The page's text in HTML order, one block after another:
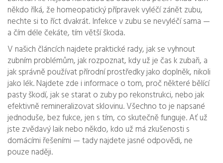
někdo říká, že homeopatický přípravek vyléčí zánět zubu,
nechte si to říct dvakrát. Infekce v zubu se nevyléčí sama —
a čím déle čekáte, tím větší škoda.
V našich článcích najdete praktické rady, jak se vyhnout
zubním problémům, jak rozpoznat, kdy už je čas k zubaři, a
jak správně používat přírodní prostředky jako doplněk, nikoli
jako lék. Najdete zde i informace o tom, proč některé bělící
pasty škodí, jak se starat o zuby po rekonstrukci, nebo jak
efektivně remineralizovat sklovinu. Všechno to je napsané
jednoduše, bez fukce, jen s tím, co skutečně funguje. Ať už
jste zvědavý laik nebo někdo, kdo už má zkušenosti s
domácími řešeními — tady najdete jasné odpovědi, ne
pouze naději.